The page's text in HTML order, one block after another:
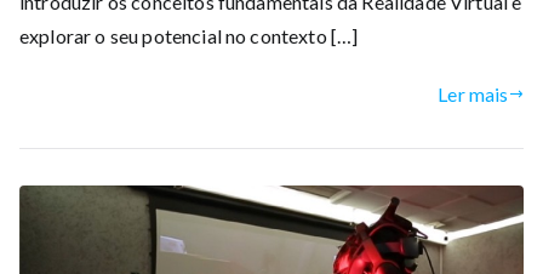
explorar o seu potencial no contexto […]
Ler mais